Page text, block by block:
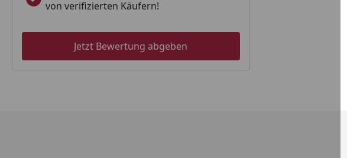
von verifizierten Käufern!
Jetzt Bewertung abgeben